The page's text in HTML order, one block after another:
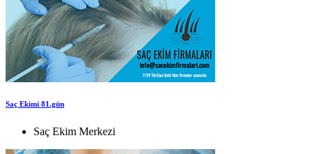
Saç Ekimi 81.gün
Saç Ekim Merkezi